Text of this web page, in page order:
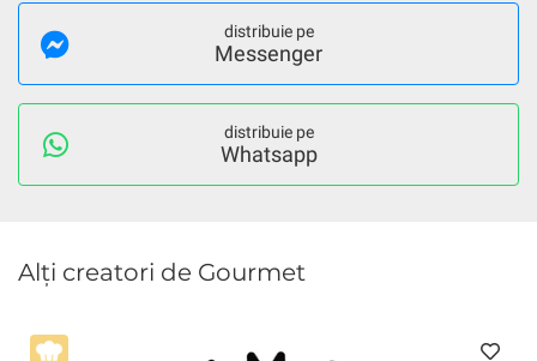
distribuie pe
Messenger
distribuie pe
Whatsapp
Alți creatori de Gourmet